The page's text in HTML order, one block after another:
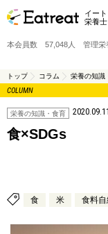
イー
栄養士
本会員数 57,048人 管理栄
トップ コラム 栄養の知識
COLUMN
栄養の知識・食育 2020.09.11
食×SDGs
食 米 食料